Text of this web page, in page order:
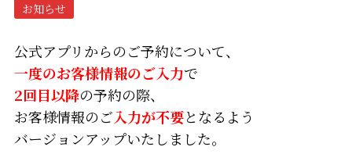
お知らせ
公式アプリからのご予約について、
一度のお客様情報のご入力で
2回目以降の予約の際、
お客様情報のご入力が不要となるよう
バージョンアップいたしました。